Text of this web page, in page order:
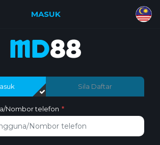
MASUK
Sila Daftar
Nombor telefon *